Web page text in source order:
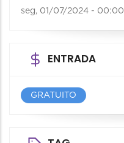
seg, 01/07/2024 - 00:00
ENTRADA
GRATUITO